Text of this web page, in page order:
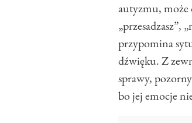
autyzmu, może
„przesadzasz”,
przypomina
dźwięku. Z
sprawy,
bo jej emocje